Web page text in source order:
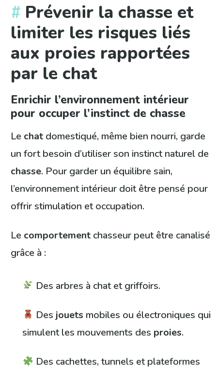
Prévenir la chasse et
limiter les risques liés
aux proies rapportées
par le chat
Enrichir l’environnement intérieur
pour occuper l’instinct de chasse
Le chat domestiqué, même bien nourri, garde
un fort besoin d’utiliser son instinct naturel de
chasse. Pour garder un équilibre sain,
l’environnement intérieur doit être pensé pour
offrir stimulation et occupation.
Le comportement chasseur peut être canalisé
grâce à :
Des arbres à chat et griffoirs.
Des jouets mobiles ou électroniques qui
simulent les mouvements des proies.
Des cachettes, tunnels et plateformes